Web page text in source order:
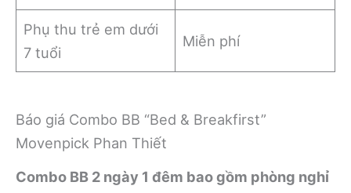
Phụ thu trẻ em dưới
7 tuổi
Miễn phí
Báo giá Combo BB “Bed & Breakfirst”
Movenpick Phan Thiết
Combo BB 2 ngày 1 đêm bao gồm phòng nghỉ